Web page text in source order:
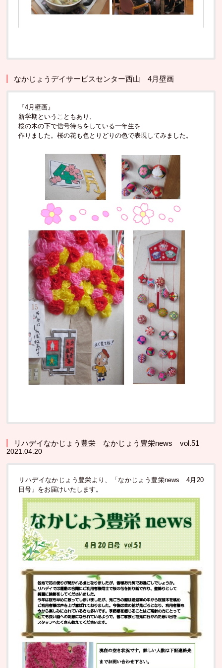
なかじょうデイサービスセンター西山 4月壁画
『4月壁画』
新学期ということもあり、
桜の木の下で信号待ちをしている一年生を
作りました。桜の花も色とりどりの色で表現してみました。
リハデイなかじょう豊栄 なかじょう豊栄news vol.51
2021.04.20
リハデイなかじょう豊栄より、「なかじょう豊栄news 4月20
日号」をお届けいたします。